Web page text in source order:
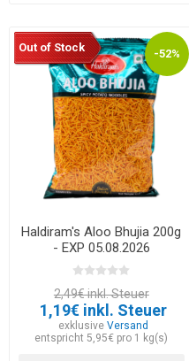
-52%
Out of Stock
Haldiram's Aloo Bhujia 200g
- EXP 05.08.2026
2,49€ inkl. Steuer
1,19€ inkl. Steuer
exklusiveVersand
entspricht 5,95€ pro 1 kg(s)